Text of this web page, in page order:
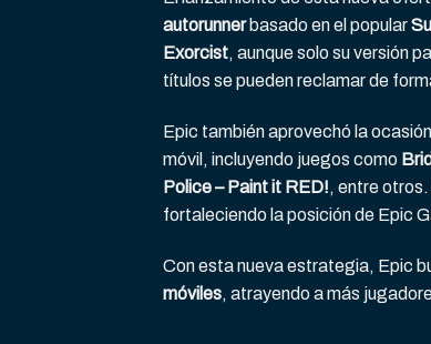
autorunnerbasado en el popular
Exorcist, aunque solo su versión
títulos se pueden reclamar de
Epic también aprovechó la
móvil, incluyendo juegos como
Police – Paint it RED!, entre
fortaleciendo la posición de Epic
Con esta nueva estrategia, Epic
móviles, atrayendo a más